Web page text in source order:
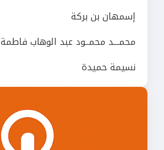
إسمهان بن بركة
محمـــد محمــود عبد الوهاب فاطمة
نسيمة حميدة